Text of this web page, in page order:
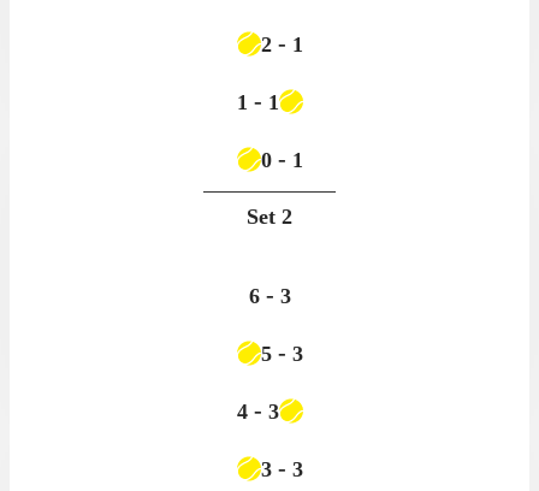
2 - 1
1 - 1
0- 1
Set 2
6 - 3
5 - 3
4 - 3
3 - 3